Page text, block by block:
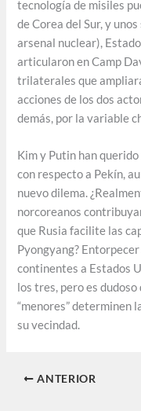
tecnología de misiles
de Corea del Sur, y
arsenal nuclear),
articularon en Camp
trilaterales que
acciones de los dos
demás, por la variable
Kim y Putin han
con respecto a Pekín,
nuevo dilema.
norcoreanos
que Rusia facilite las
Pyongyang?
continentes a Estados
los tres, pero es
“menores” determinen
su vecindad.
ANTERIOR